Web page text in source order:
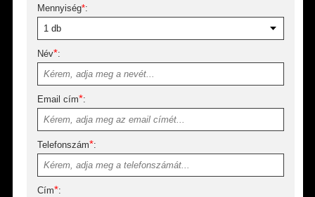
Mennyiség*:
Név*:
Email cím*:
Telefonszám*:
Cím*: